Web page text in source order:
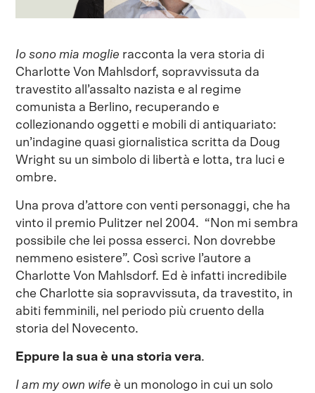
Io sono mia moglie racconta la vera storia di
Charlotte Von Mahlsdorf, sopravvissuta da
travestito all’assalto nazista e al regime
comunista a Berlino, recuperando e
collezionando oggetti e mobili di antiquariato:
un’indagine quasi giornalistica scritta da Doug
Wright su un simbolo di libertà e lotta, tra luci e
ombre.
Una prova d’attore con venti personaggi, che ha
vinto il premio Pulitzer nel 2004. “Non mi sembra
possibile che lei possa esserci. Non dovrebbe
nemmeno esistere”. Così scrive l’autore a
Charlotte Von Mahlsdorf. Ed è infatti incredibile
che Charlotte sia sopravvissuta, da travestito, in
abiti femminili, nel periodo più cruento della
storia del Novecento.
Eppure la sua è una storia vera.
Iam my own wife è un monologo in cui un solo